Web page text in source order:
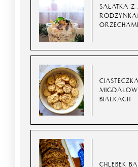
SAŁATKA Z
ORZECHAMI
CIASTECZKA
BIAŁKACH
CHLEBEK